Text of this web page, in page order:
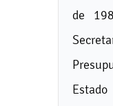
de